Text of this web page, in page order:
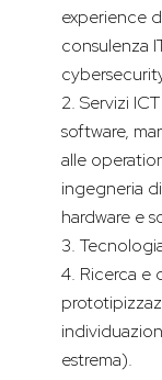
experience
consulenza
Servizi
software,
alle
ingegneria
hardware e
Ricerca e
estrema).